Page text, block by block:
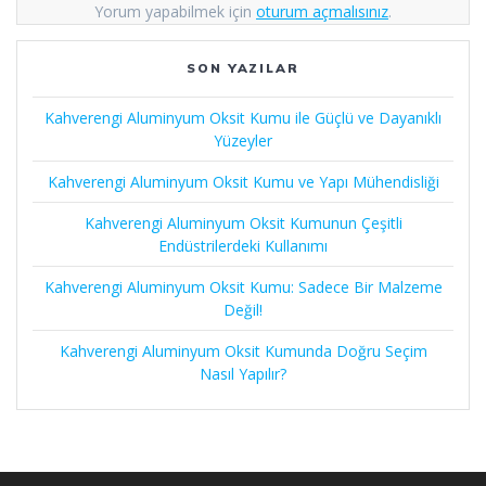
Yorum yapabilmek için oturum açmalısınız.
SON YAZILAR
Kahverengi Aluminyum Oksit Kumu ile Güçlü ve Dayanıklı
Yüzeyler
Kahverengi Aluminyum Oksit Kumu ve Yapı Mühendisliği
Kahverengi Aluminyum Oksit Kumunun Çeşitli
Endüstrilerdeki Kullanımı
Kahverengi Aluminyum Oksit Kumu: Sadece Bir Malzeme
Değil!
Kahverengi Aluminyum Oksit Kumunda Doğru Seçim
Nasıl Yapılır?